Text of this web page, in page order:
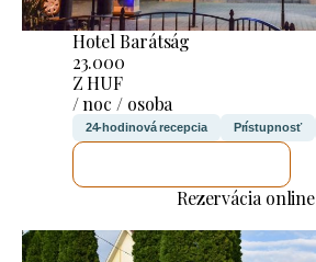
Hotel Barátság
23.000
Z HUF
/ noc / osoba
24-hodinová recepcia Prístupnosť
Rezervácia online